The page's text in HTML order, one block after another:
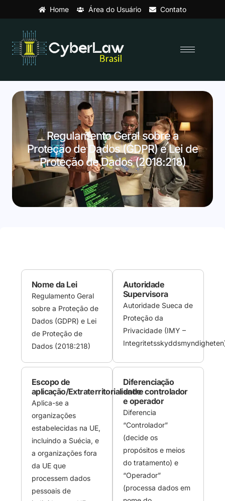
Home Área do Usuário Contato
Regulamento Geral sobre a
Proteção de Dados (GDPR) e Lei de
Proteção de Dados (2018:218)
Nome da Lei
Regulamento Geral
sobre a Proteção de
Dados (GDPR) e Lei
de Proteção de
Dados (2018:218)
Autoridade
Supervisora
Autoridade Sueca de
Proteção da
Privacidade (IMY –
Escopo de
aplicação/Extraterritorialidade
Aplica-se a
organizações
estabelecidas na UE,
incluindo a Suécia, e
a organizações fora
da UE que
processem dados
pessoais de
Diferenciação
entre controlador
e operador
Diferencia
“Controlador”
(decide os
propósitos e meios
do tratamento) e
“Operador”
(processa dados em